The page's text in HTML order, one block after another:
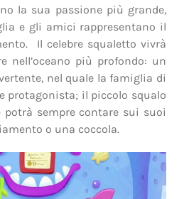
la sua passione più grande,
e gli amici rappresentano il
Il celebre squaletto vivrà
nell’oceano più profondo: un
nel quale la famiglia di
protagonista; il piccolo squalo
sempre contare sui suoi
o una coccola.